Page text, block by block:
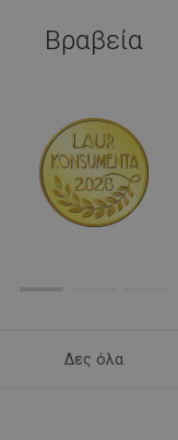
Βραβεία
Δες όλα